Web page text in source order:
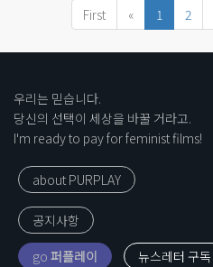
First « 1 2
우리는 믿습니다.
당신의 선택이 세상을 바꿀 거라고.
I'm ready to pay for feminist films!
about PURPLAY
공지사항
go 퍼플레이